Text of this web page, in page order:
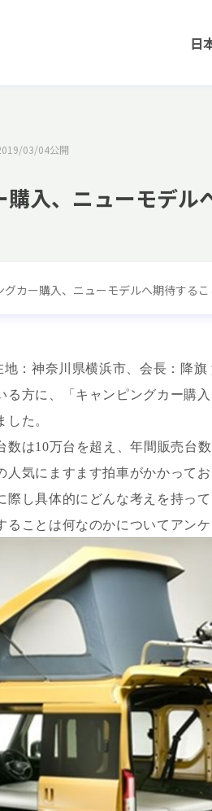
日
03/04公開
購入、ニューモデ
グカー購入、ニューモデルへ期待する
：神奈川県横浜市、会長：降旗
る方に、「キャンピングカー購
た。
数は10万台を超え、年間販売台
人気にますます拍車がかかって
際し具体的にどんな考えを持っ
ことは何なのかについてアンケ